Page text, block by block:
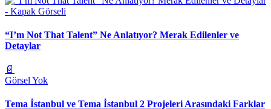
“I’m Not That Talent” Ne Anlatıyor? Merak Edilenler ve
Detaylar
📄
Görsel Yok
Tema İstanbul ve Tema İstanbul 2 Projeleri Arasındaki Farklar